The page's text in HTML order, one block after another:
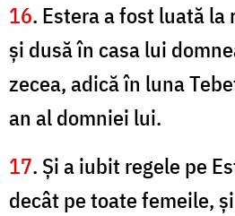
16. Estera a fost luată la
şi dusă în casa lui
zecea, adică în luna
an al domniei lui.
17. Şi a iubit regele pe
decât pe toate femeile,